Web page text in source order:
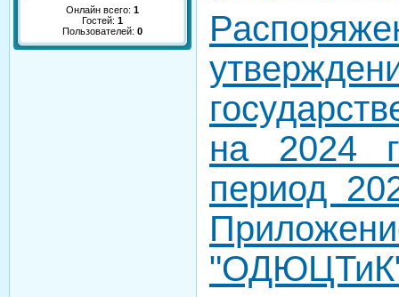
Онлайн всего: 1
Гостей: 1
Пользователей: 0
на 2024
период